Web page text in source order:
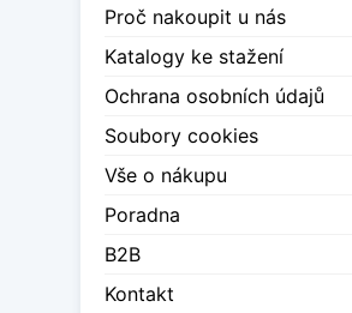
Proč nakoupit u nás
Katalogy ke stažení
Ochrana osobních údajů
Soubory cookies
Vše o nákupu
Poradna
B2B
Kontakt